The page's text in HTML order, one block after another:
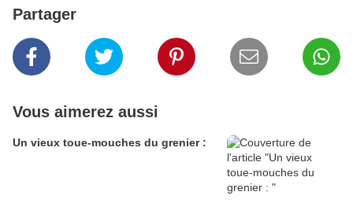
Partager
Vous aimerez aussi
Un vieux toue-mouches du grenier :